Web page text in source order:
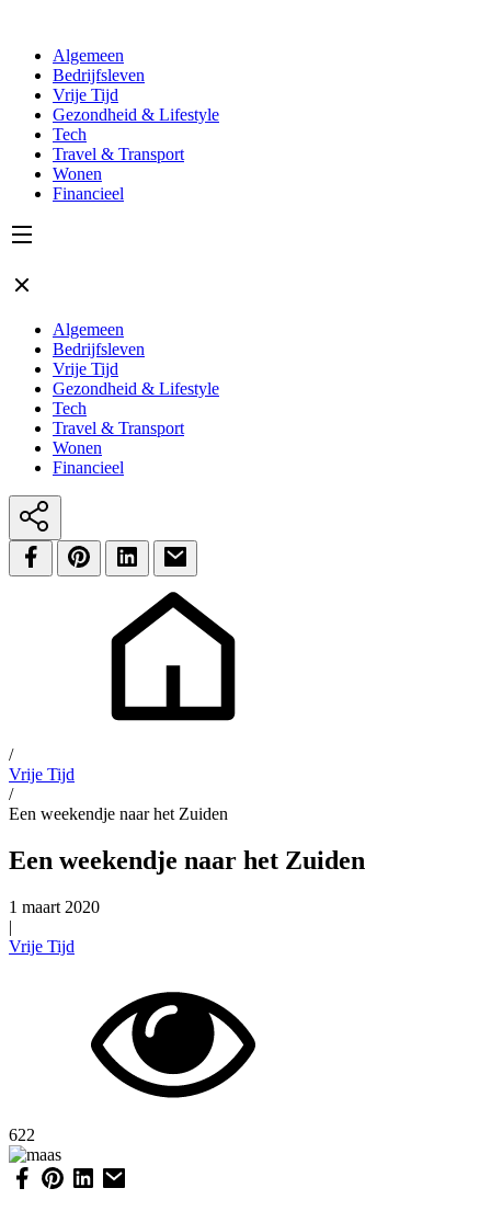
Algemeen
Bedrijfsleven
Vrije Tijd
Gezondheid & Lifestyle
Tech
Travel & Transport
Wonen
Financieel
Algemeen
Bedrijfsleven
Vrije Tijd
Gezondheid & Lifestyle
Tech
Travel & Transport
Wonen
Financieel
/
Vrije Tijd
/
Een weekendje naar het Zuiden
Een weekendje naar het Zuiden
1 maart 2020
|
Vrije Tijd
622